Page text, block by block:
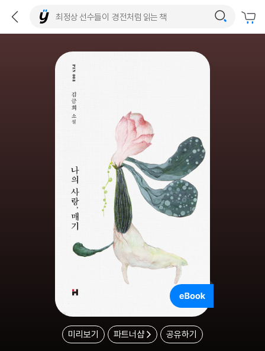
미리보기 파트너샵 공유하기